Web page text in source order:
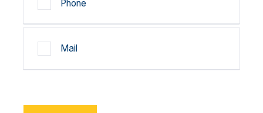
Phone
Mail